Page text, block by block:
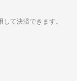
て決済できます。